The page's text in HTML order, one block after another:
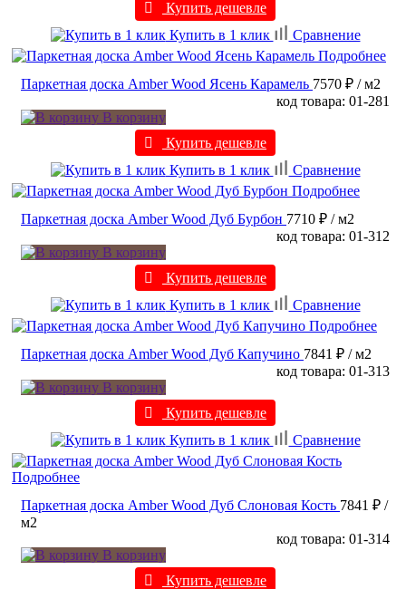
Купить дешевле
Купить в 1 клик
Сравнение
Подробнее
Паркетная доска Amber Wood Ясень Карамель 7570 ₽ / м2
код товара: 01-281
В корзину
Купить дешевле
Купить в 1 клик
Сравнение
Подробнее
Паркетная доска Amber Wood Дуб Бурбон 7710 ₽ / м2
код товара: 01-312
В корзину
Купить дешевле
Купить в 1 клик
Сравнение
Подробнее
Паркетная доска Amber Wood Дуб Капучино 7841 ₽ / м2
код товара: 01-313
В корзину
Купить дешевле
Купить в 1 клик
Сравнение
Подробнее
Паркетная доска Amber Wood Дуб Слоновая Кость 7841 ₽ /
м2
код товара: 01-314
В корзину
Купить дешевле